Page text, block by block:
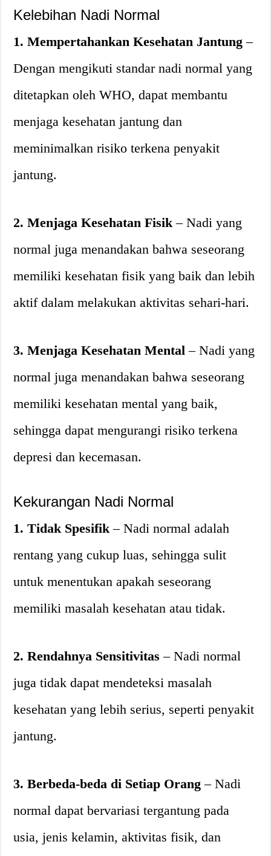
Kelebihan Nadi Normal
1. Mempertahankan Kesehatan Jantung –
Dengan mengikuti standar nadi normal yang
ditetapkan oleh WHO, dapat membantu
menjaga kesehatan jantung dan
meminimalkan risiko terkena penyakit
jantung.
2. Menjaga Kesehatan Fisik – Nadi yang
normal juga menandakan bahwa seseorang
memiliki kesehatan fisik yang baik dan lebih
aktif dalam melakukan aktivitas sehari-hari.
3. Menjaga Kesehatan Mental – Nadi yang
normal juga menandakan bahwa seseorang
memiliki kesehatan mental yang baik,
sehingga dapat mengurangi risiko terkena
depresi dan kecemasan.
Kekurangan Nadi Normal
1. Tidak Spesifik – Nadi normal adalah
rentang yang cukup luas, sehingga sulit
untuk menentukan apakah seseorang
memiliki masalah kesehatan atau tidak.
2. Rendahnya Sensitivitas – Nadi normal
juga tidak dapat mendeteksi masalah
kesehatan yang lebih serius, seperti penyakit
jantung.
3. Berbeda-beda di Setiap Orang – Nadi
normal dapat bervariasi tergantung pada
usia, jenis kelamin, aktivitas fisik, dan